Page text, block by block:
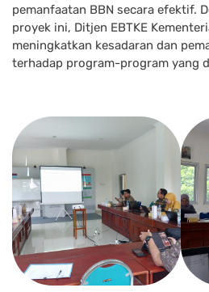
pemanfaatan BBN secara efektif.
proyek ini, Ditjen EBTKE
meningkatkan kesadaran dan
terhadap program-program yang